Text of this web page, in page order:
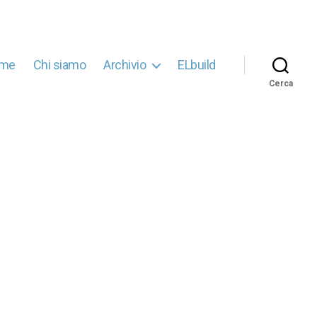
Chi siamo Archivio ELbuild
Cerca